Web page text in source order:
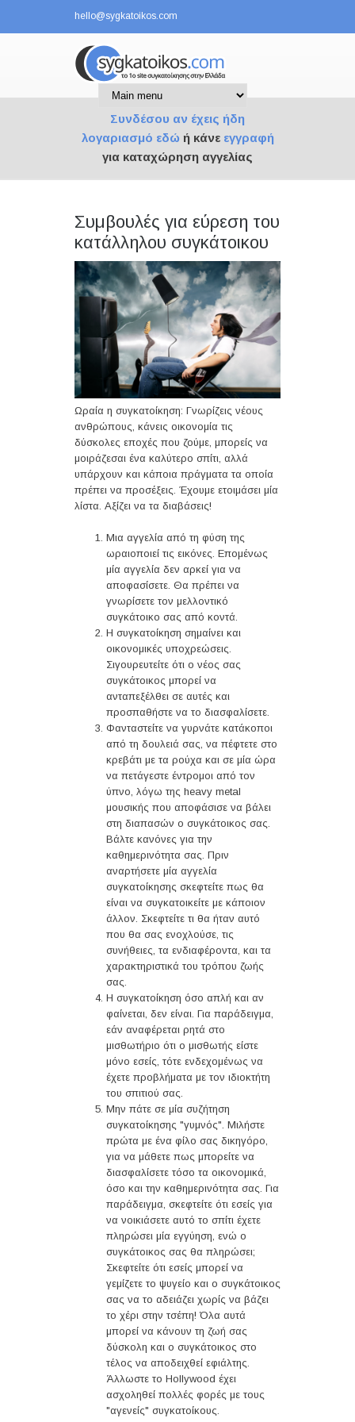
hello@sygkatoikos.com
Συνδέσου αν έχεις ήδη
λογαριασμό εδώ ή κάνε εγγραφή
για καταχώρηση αγγελίας
Συμβουλές για εύρεση του
κατάλληλου συγκάτοικου
Ωραία η συγκατοίκηση: Γνωρίζεις νέους
ανθρώπους, κάνεις οικονομία τις
δύσκολες εποχές που ζούμε, μπορείς να
μοιράζεσαι ένα καλύτερο σπίτι, αλλά
υπάρχουν και κάποια πράγματα τα οποία
πρέπει να προσέξεις. Έχουμε ετοιμάσει μία
λίστα. Αξίζει να τα διαβάσεις!
Μια αγγελία από τη φύση της
ωραιοποιεί τις εικόνες. Επομένως
μία αγγελία δεν αρκεί για να
αποφασίσετε. Θα πρέπει να
γνωρίσετε τον μελλοντικό
συγκάτοικο σας από κοντά.
Η συγκατοίκηση σημαίνει και
οικονομικές υποχρεώσεις.
Σιγουρευτείτε ότι ο νέος σας
συγκάτοικος μπορεί να
ανταπεξέλθει σε αυτές και
προσπαθήστε να το διασφαλίσετε.
Φανταστείτε να γυρνάτε κατάκοποι
από τη δουλειά σας, να πέφτετε στο
κρεβάτι με τα ρούχα και σε μία ώρα
να πετάγεστε έντρομοι από τον
ύπνο, λόγω της heavy metal
μουσικής που αποφάσισε να βάλει
στη διαπασών ο συγκάτοικος σας.
Βάλτε κανόνες για την
καθημερινότητα σας. Πριν
αναρτήσετε μία αγγελία
συγκατοίκησης σκεφτείτε πως θα
είναι να συγκατοικείτε με κάποιον
άλλον. Σκεφτείτε τι θα ήταν αυτό
που θα σας ενοχλούσε, τις
συνήθειες, τα ενδιαφέροντα, και τα
χαρακτηριστικά του τρόπου ζωής
σας.
Η συγκατοίκηση όσο απλή και αν
φαίνεται, δεν είναι. Για παράδειγμα,
εάν αναφέρεται ρητά στο
μισθωτήριο ότι ο μισθωτής είστε
μόνο εσείς, τότε ενδεχομένως να
έχετε προβλήματα με τον ιδιοκτήτη
του σπιτιού σας.
Μην πάτε σε μία συζήτηση
συγκατοίκησης "γυμνός". Μιλήστε
πρώτα με ένα φίλο σας δικηγόρο,
για να μάθετε πως μπορείτε να
διασφαλίσετε τόσο τα οικονομικά,
όσο και την καθημερινότητα σας. Για
παράδειγμα, σκεφτείτε ότι εσείς για
να νοικιάσετε αυτό το σπίτι έχετε
πληρώσει μία εγγύηση, ενώ ο
συγκάτοικος σας θα πληρώσει;
Σκεφτείτε ότι εσείς μπορεί να
γεμίζετε το ψυγείο και ο συγκάτοικος
σας να το αδειάζει χωρίς να βάζει
το χέρι στην τσέπη! Όλα αυτά
μπορεί να κάνουν τη ζωή σας
δύσκολη και ο συγκάτοικος στο
τέλος να αποδειχθεί εφιάλτης.
Άλλωστε το Hollywood έχει
ασχοληθεί πολλές φορές με τους
"αγενείς" συγκατοίκους.